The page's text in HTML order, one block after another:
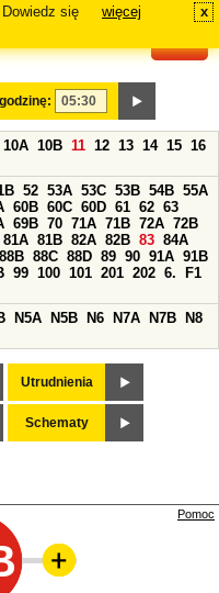
się
więcej x
10A 10B 11 12 13 14 15 16
52 53A 53C 53B 54B 55A
60B 60C 60D 61 62 63
69B 70 71A 71B 72A 72B
81A 81B 82A 82B 83 84A
88B 88C 88D 89 90 91A 91B
99 100 101 201 202 6.
F1
N5A N5B N6 N7A N7B
N8
Utrudnienia
Schematy
Pomoc